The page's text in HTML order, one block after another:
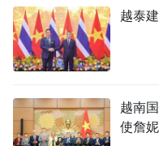
越泰
越南
使詹